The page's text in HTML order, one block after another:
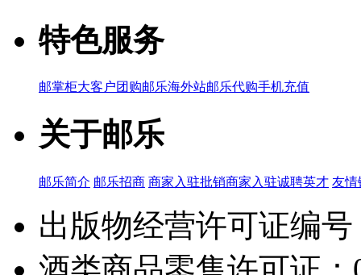
特色服务
邮掌柜大客户团购邮乐海外站邮乐代购手机充值
关于邮乐
邮乐简介 邮乐招商 商家入驻批销商家入驻诚聘英才 友情
出版物经营许可证编